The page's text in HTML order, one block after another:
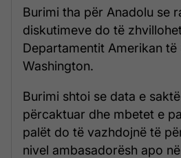
Burimi tha për Anadolu se
diskutimeve do të
Departamentit Amerikan të
Washington.
Burimi shtoi se data e
përcaktuar dhe mbetet e
palët do të vazhdojnë të
nivel ambasadorësh apo